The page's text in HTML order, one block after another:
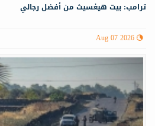
ترامب: بيت هيغسيث من أفضل رجالي
Aug 07 2026